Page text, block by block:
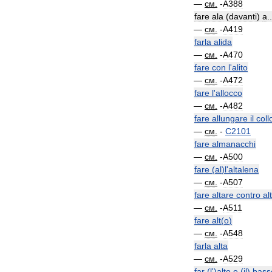
— см -A388
fare ala (davanti) a
— см -A419
farla alida
— см -A470
fare con l'alito
— см -A472
fare l'allocco
— см -A482
fare allungare il
— см - C2101
fare almanacchi
— см -A500
fare (al)l'altalena
— см -A507
fare altare contro
— см -A511
fare alt(o)
— см -A548
farla alta
— см -A529